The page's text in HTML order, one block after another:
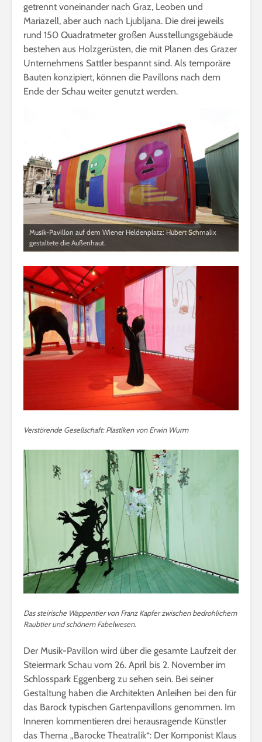
getrennt voneinander nach Graz, Leoben und
Mariazell, aber auch nach Ljubljana. Die drei jeweils
rund 150 Quadratmeter großen Ausstellungsgebäude
bestehen aus Holzgerüsten, die mit Planen des Grazer
Unternehmens Sattler bespannt sind. Als temporäre
Bauten konzipiert, können die Pavillons nach dem
Ende der Schau weiter genutzt werden.
Musik-Pavillon auf dem Wiener Heldenplatz: Hubert Schmalix
gestaltete die Außenhaut.
Verstörende Gesellschaft: Plastiken von Erwin Wurm
Das steirische Wappentier von Franz Kapfer zwischen bedrohlichem
Raubtier und schönem Fabelwesen.
Der Musik-Pavillon wird über die gesamte Laufzeit der
Steiermark Schau vom 26. April bis 2. November im
Schlosspark Eggenberg zu sehen sein. Bei seiner
Gestaltung haben die Architekten Anleihen bei den für
das Barock typischen Gartenpavillons genommen. Im
Inneren kommentieren drei herausragende Künstler
das Thema „Barocke Theatralik“: Der Komponist Klaus